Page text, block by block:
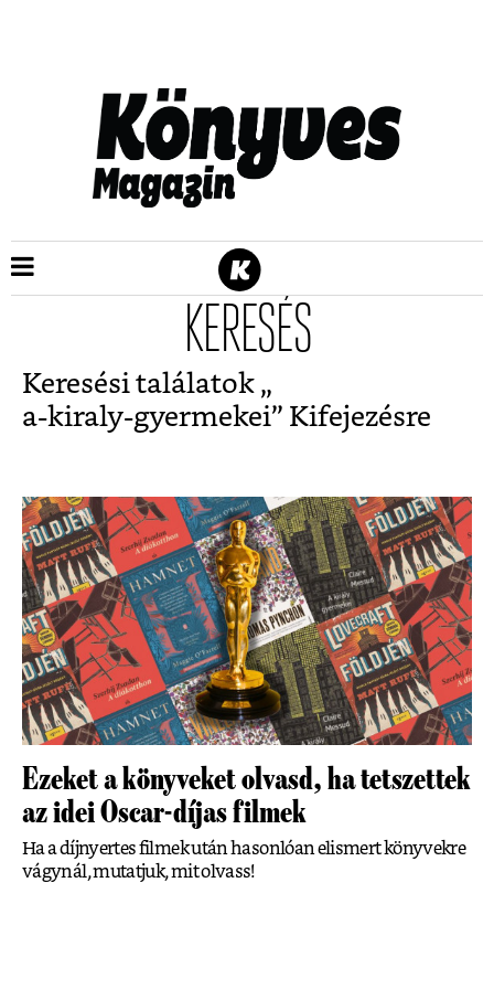
KERESÉS
Keresési találatok „
a-kiraly-gyermekei” Kifejezésre
Ezeket a könyveket olvasd, ha tetszettek
az idei Oscar-díjas filmek
Ha a díjnyertes filmek után hasonlóan elismert könyvekre
vágynál, mutatjuk, mit olvass!